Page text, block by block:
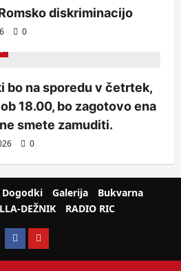
diskriminacijo
0
bo na sporedu v četrtek,
18.00, bo zagotovo ena
smete zamuditi.
0
Dogodki Galerija
Bukvarna
DEŽNIK
RADIO RIC